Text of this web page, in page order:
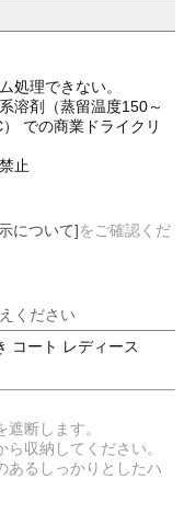
処理できない。
溶剤（蒸留温度150～
での商業ドライクリ
止
について]をご確認くだ
ください
コート レディース
断します。
収納してください。
あるしっかりとしたハ